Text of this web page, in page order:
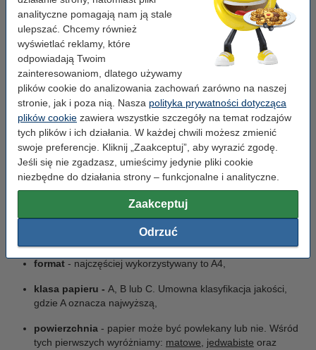
analityczne pomagają nam ją stale
ulepszać. Chcemy również
wyświetlać reklamy, które
odpowiadają Twoim
zainteresowaniom, dlatego używamy
plików cookie do analizowania zachowań zarówno na naszej
stronie, jak i poza nią. Nasza polityka prywatności dotycząca
plików cookie zawiera wszystkie szczegóły na temat rodzajów
tych plików i ich działania. W każdej chwili możesz zmienić
swoje preferencje. Kliknij „Zaakceptuj”, aby wyrazić zgodę.
Jeśli się nie zgadzasz, umieścimy jedynie pliki cookie
niezbędne do działania strony – funkcjonalne i analityczne.
Zaakceptuj
Odrzuć
formaty i kolory.
Papier to podstawowy materiał eksploatacyjny do drukarek i
urządzeń wielofunkcyjnych . Jest również niezbędny w ogólno
pojętejpracy biurowej
. Jednocześnie jest to rzecz, do której nie
przywiązujemy zazwyczaj dużej wagi. Trzeba mieć na uwadze, że
jakość papieru do drukarki przekłada się bezpośrendio na jakość
wydruku.
Cechy papieru
Podstawowym wyróżnikiem wśród papierów jest gramatura, czyli
masa wyrobu papierniczego wyrażona w gramach na metr
kwadratowy. Parametr ten pośrednio przekłada się na grubość
papieru. Oprócz tego, warto zwrócić uwagę na kilka innych
, np. ksero (zywkły), fotograficzny lub transferowy,
format - najczęściej wykorzystywany to A4,
klasa papieru - A, B lub C. Umowna klasyfikacja jakości,
gdzie A oznacza najwyższą,
powierzchnia - papier może być powlekany lub nie. Wśród
tych pierwszych wyróżniamy: matowe, jedwabiste oraz